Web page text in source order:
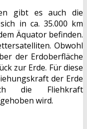
gibt es auch die
in ca. 35.000 km
Äquator befinden.
Obwohl
der Erdoberfläche
zur Erde. Für diese
der Erde
die Fliehkraft
wird.